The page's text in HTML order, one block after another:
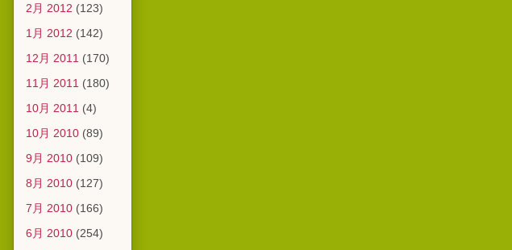
2月 2012 (123)
1月 2012 (142)
12月 2011 (170)
11月 2011 (180)
10月 2011 (4)
10月 2010 (89)
9月 2010 (109)
8月 2010 (127)
7月 2010 (166)
6月 2010 (254)